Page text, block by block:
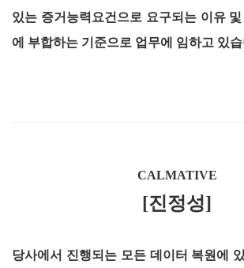
있는 증거능력요건으로 요구되는 이유
에 부합하는 기준으로 업무에 임하고 있
CALMATIVE
[진정성]
당사에서 진행되는 모든 데이터 복원에